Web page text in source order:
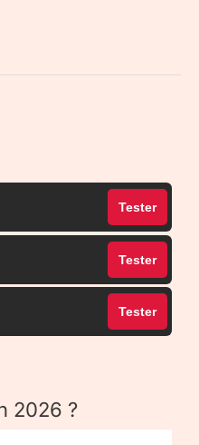
Tester
Tester
Tester
2026 ?